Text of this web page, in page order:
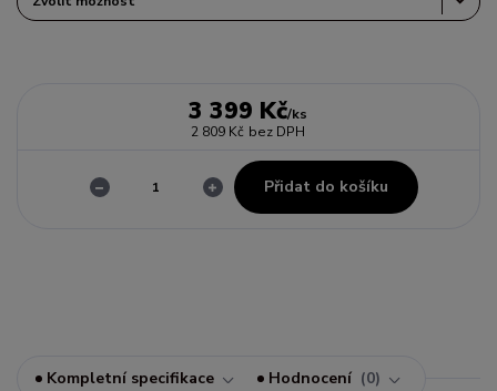
3 399 Kč/ks
2 809 Kč bez DPH
Přidat do košíku
Kompletní specifikace Hodnocení 0